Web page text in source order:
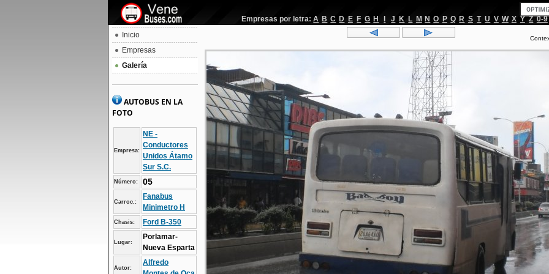
Empresas por letra: A B C D E F G H J K L M N O P Q R S T U V W X Y Z 0-9
Inicio
Empresas
Galería
AUTOBUS EN LA
FOTO
Empresa:
NE -
Conductores
Unidos Átamo
Sur S.C.
Número: 05
Carroc.:
Fanabus
Minimetro H
Chasis: Ford B-350
Lugar:
Porlamar-
Nueva Esparta
Autor:
Alfredo